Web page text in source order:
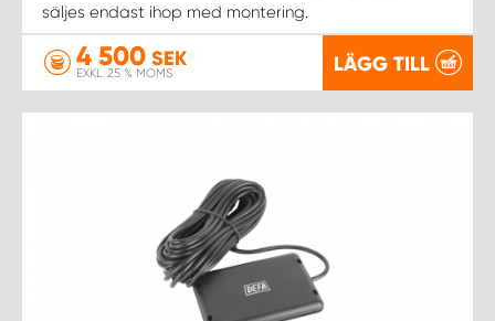
säljes endast ihop med montering.
4 500 SEK
EXKL. 25 % MOMS LÄGG TILL
WORK SYSTEM SKELLEFTEÅ
WORK SYSTEM SKÖVDE
WORK SYSTEM STOCKHOLM NORR
WORK SYSTEM STOCKHOLM SYD